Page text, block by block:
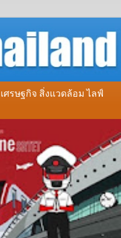
ศรษฐกิจ สิ่งแวดล้อม ไลฟ์